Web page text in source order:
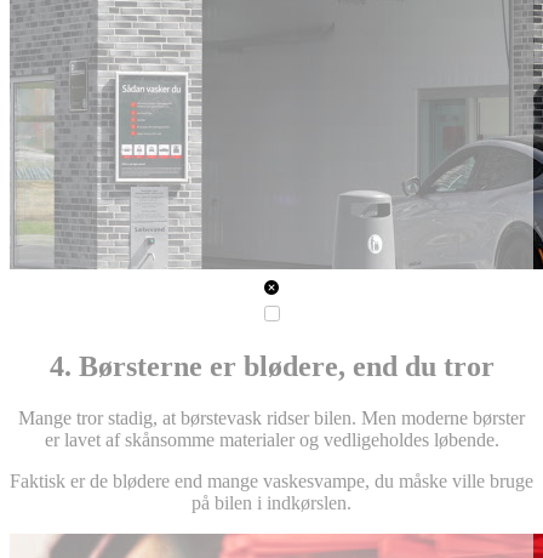
4. Børsterne er blødere, end du tror
Mange tror stadig, at børstevask ridser bilen. Men moderne børster
er lavet af skånsomme materialer og vedligeholdes løbende.
Faktisk er de blødere end mange vaskesvampe, du måske ville bruge
på bilen i indkørslen.